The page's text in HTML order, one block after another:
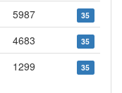
5987 35
4683 35
1299 35